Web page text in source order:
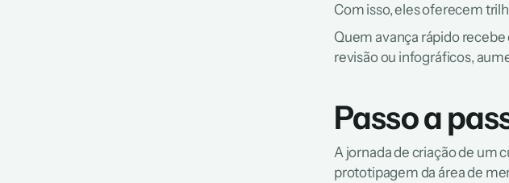
Com isso, eles oferecem
Quem avança rápido
revisão ou infográficos,
Passo a
A jornada de criação de um
prototipagem da área de